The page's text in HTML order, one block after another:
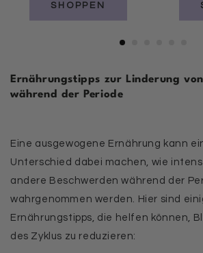
SHOPPEN
Ernährungstipps zur Linderung
während der Periode
Eine ausgewogene Ernährung kann
Unterschied dabei machen, wie
andere Beschwerden während der
wahrgenommen werden. Hier sind
Ernährungstipps, die helfen können,
des Zyklus zu reduzieren: